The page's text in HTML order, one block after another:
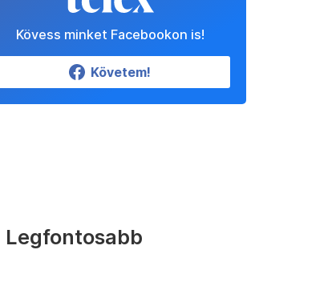
Kövess minket Facebookon is!
Követem!
Legfontosabb